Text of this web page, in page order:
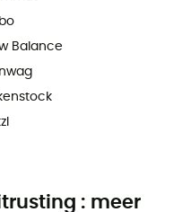
Balance
: meer